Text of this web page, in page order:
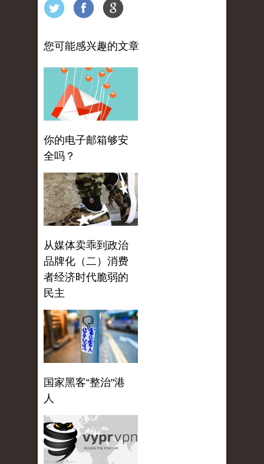
您可能感兴趣的文章
你的电子邮箱够安
全吗？
从媒体卖乖到政治
品牌化（二）消费
者经济时代脆弱的
民主
国家黑客“整治"港
人